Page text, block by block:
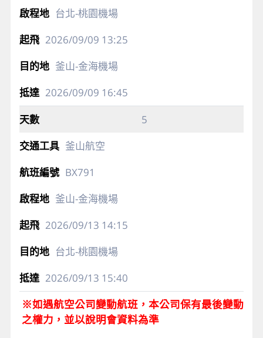
台北-桃園機場
2026/09/09 13:25
釜山-金海機場
2026/09/09 16:45
5
釜山航空
BX791
釜山-金海機場
2026/09/13 14:15
台北-桃園機場
2026/09/13 15:40
※如遇航空公司變動航班，本公司保有最後變動
之權力，並以說明會資料為準